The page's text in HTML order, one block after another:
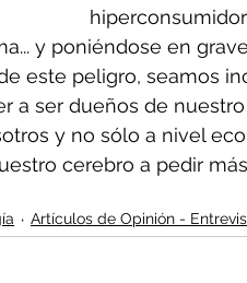
y poniéndose en
este peligro, seamos
a ser dueños de
y no sólo a nivel
cerebro a pedir
Artículos de Opinión -